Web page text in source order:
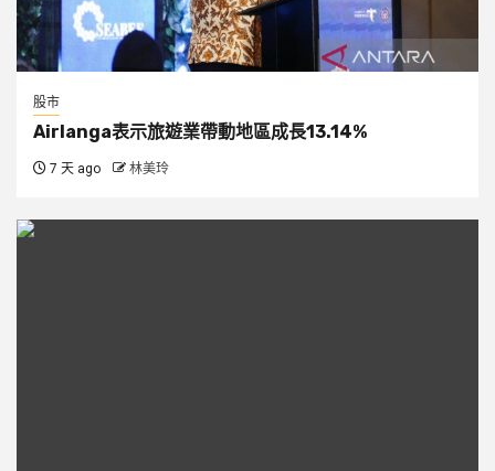
股市
Airlanga表示旅遊業帶動地區成長13.14%
7 天 ago 林美玲